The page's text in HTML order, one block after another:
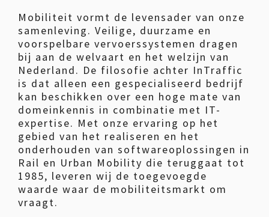
Mobiliteit vormt de levensader van onze
samenleving. Veilige, duurzame en
voorspelbare vervoerssystemen dragen
bij aan de welvaart en het welzijn van
Nederland. De filosofie achter InTraffic
is dat alleen een gespecialiseerd bedrijf
kan beschikken over een hoge mate van
domeinkennis in combinatie met IT-
expertise. Met onze ervaring op het
gebied van het realiseren en het
onderhouden van softwareoplossingen in
Rail en Urban Mobility die teruggaat tot
1985, leveren wij de toegevoegde
waarde waar de mobiliteitsmarkt om
vraagt.